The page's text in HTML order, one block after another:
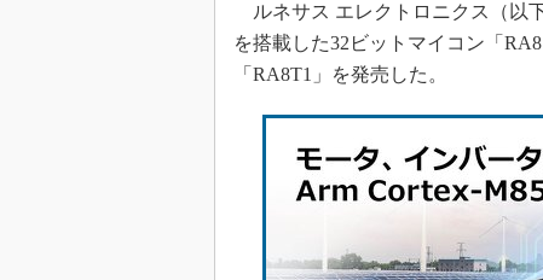
光伝送
イノベ
JASA発
IHSアナ
「英語
ための
ルネサス エレクトロニクス（以
を搭載した32ビットマイコン「
「RA8T1」を発売した。